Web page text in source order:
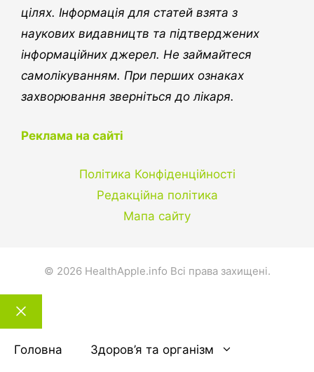
цілях. Інформація для статей взята з
наукових видавництв та підтверджених
інформаційних джерел. Не займайтеся
самолікуванням. При перших ознаках
захворювання зверніться до лікаря.
Реклама на сайті
Політика Конфіденційності
Редакційна політика
Мапа сайту
© 2026 HealthApple.info Всі права захищені.
Закрити
тему
Головна Здоров’я та організм